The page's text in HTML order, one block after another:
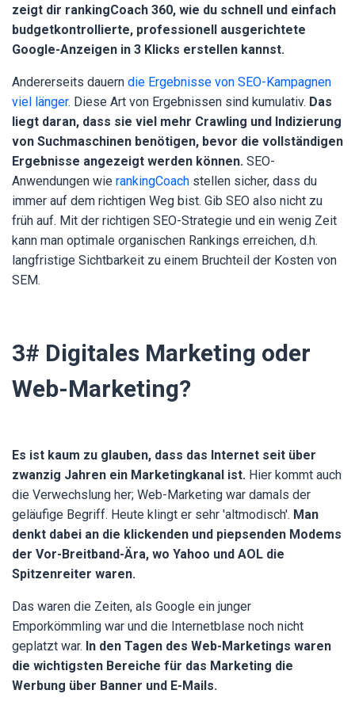
zeigt dir rankingCoach 360, wie du schnell und einfach
budgetkontrollierte, professionell ausgerichtete
Google-Anzeigen in 3 Klicks erstellen kannst.
Andererseits dauern die Ergebnisse von SEO-Kampagnen
viel länger. Diese Art von Ergebnissen sind kumulativ. Das
liegt daran, dass sie viel mehr Crawling und Indizierung
von Suchmaschinen benötigen, bevor die vollständigen
Ergebnisse angezeigt werden können. SEO-
Anwendungen wie rankingCoach stellen sicher, dass du
immer auf dem richtigen Weg bist. Gib SEO also nicht zu
früh auf. Mit der richtigen SEO-Strategie und ein wenig Zeit
kann man optimale organischen Rankings erreichen, d.h.
langfristige Sichtbarkeit zu einem Bruchteil der Kosten von
SEM.
3# Digitales Marketing oder
Web-Marketing?
Es ist kaum zu glauben, dass das Internet seit über
zwanzig Jahren ein Marketingkanal ist. Hier kommt auch
die Verwechslung her; Web-Marketing war damals der
geläufige Begriff. Heute klingt er sehr 'altmodisch'. Man
denkt dabei an die klickenden und piepsenden Modems
der Vor-Breitband-Ära, wo Yahoo und AOL die
Spitzenreiter waren.
Das waren die Zeiten, als Google ein junger
Emporkömmling war und die Internetblase noch nicht
geplatzt war. In den Tagen des Web-Marketings waren
die wichtigsten Bereiche für das Marketing die
Werbung über Banner und E-Mails.